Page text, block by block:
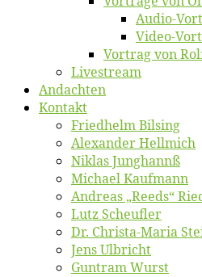
Au­dio-
Vi­deo-
Vor­trag von
Live­stream
An­dach­ten
Kon­takt
Fried­helm Bilsing
Alex­an­der Hellmich
Ni­klas Junghannß
Mi­cha­el Kaufmann
An­dre­as „Reeds“
Lutz Scheuf­ler
Dr. Chris­­ta-Ma­ria
Jens Ulb­richt
Gun­tram Wurst